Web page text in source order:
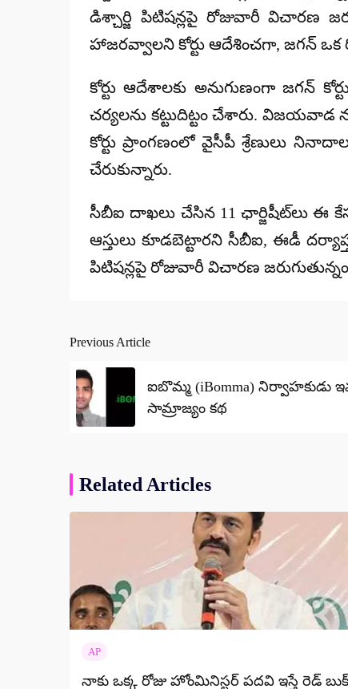
డిశ్చార్జి పిటిషన్లపై రోజువారీ విచారణ
హాజరవ్వాలని కోర్టు ఆదేశించగా, జగన్ ఒక
కోర్టు ఆదేశాలకు అనుగుణంగా జగన్
చర్యలనుకట్టుదిట్టం చేశారు. విజయవాడ
కోర్టు ప్రాంగణంలో వైసీపీ శ్రేణులు
చేరుకున్నారు.
సీబీఐ దాఖలు చేసిన 11 ఛార్జిషీట్‌లు ఈ
ఆస్తులు కూడబెట్టారని సీబీఐ, ఈడీ
పిటిషన్లపై రోజువారీ విచారణ
Post
navigation
Previous Article
ఐబొమ్మ (iBomma) నిర్వాహకుడు
సామ్రాజ్యం కథ
Related Articles
AP
నాకు ఒక్క రోజు హోంమినిస్టర్ పదవి ఇస్తే రెడ్ బుక్